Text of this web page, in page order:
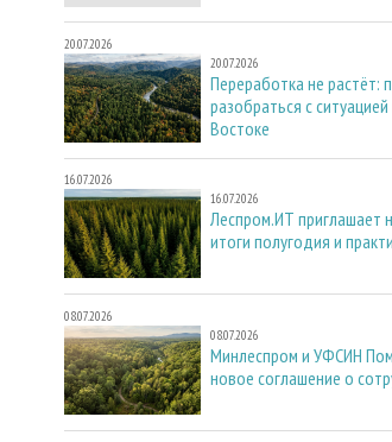
20.07.2026
20.07.2026
Переработка не растёт:
разобраться с
Востоке
16.07.2026
16.07.2026
Леспром.ИТ приглашает
итоги полугодия и
08.07.2026
08.07.2026
Минлеспром и УФСИН
новое соглашение о